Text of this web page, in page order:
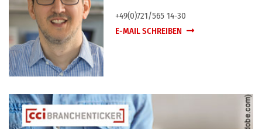
+49(0)721/565 14-30
E-MAIL SCHREIBEN